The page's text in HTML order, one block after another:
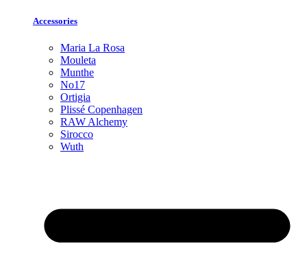
Accessories
Maria La Rosa
Mouleta
Munthe
No17
Ortigia
Plissé Copenhagen
RAW Alchemy
Sirocco
Wuth